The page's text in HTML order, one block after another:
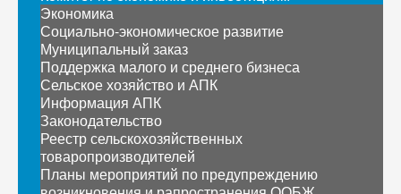
Экономика
Социально-экономическое развитие
Муниципальный заказ
Поддержка малого и среднего бизнеса
Сельское хозяйство и АПК
Информация АПК
Законодательство
Реестр сельскохозяйственных
товаропроизводителей
Планы мероприятий по предупреждению